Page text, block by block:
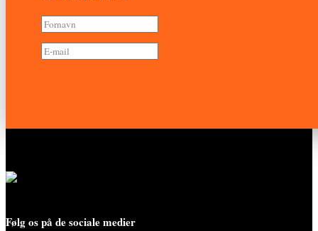
Følg os på de sociale medier